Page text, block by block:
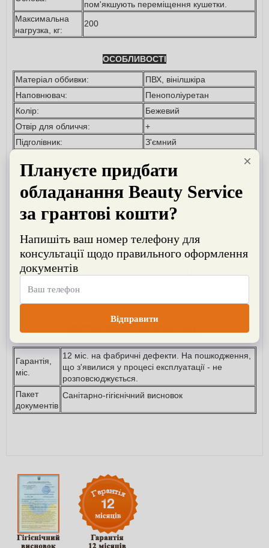
пом'якшують переміщення кушетки.
Максимальна
нагрузка, кг:
200
ОСОБЛИВОСТІ
Матеріал оббивки:
ПВХ, вінілшкіра
Наповнювач:
Пенополіуретан
Колір:
Бежевий
Отвір для обличчя:
+
Підголівник:
З'ємний
ВАГОГАБАРИТНІ ХАРАКТЕРИСТИКИ
Розмір кушетки (ДхШхВ), см
ДАНІ ДЛЯ ТРАНСПОРТУВАННЯ
Кількість місць:
Розмір упаковки (ДхШхВ), см
Вага бруто, кг
71
Гарантія,
міс.
12 міс. на фабричні дефекти. На пошкодження,
що з'явилися у процесі експлуатації - не
розповсюджується.
Пакет
документів
Санітарно-гігієнічний висновок